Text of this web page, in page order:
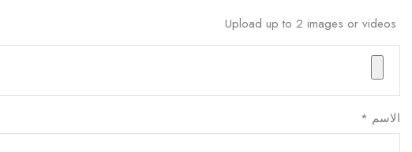
Upload up to 2 images or videos
الاسم *